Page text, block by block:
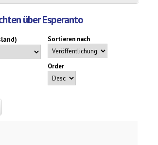
über Esperanto
Sortieren nach
Order